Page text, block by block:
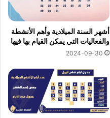
أشهر السنة الميلادية وأهم الأنشطة
والفعاليات التي يمكن القيام بها فيها
2024-09-30